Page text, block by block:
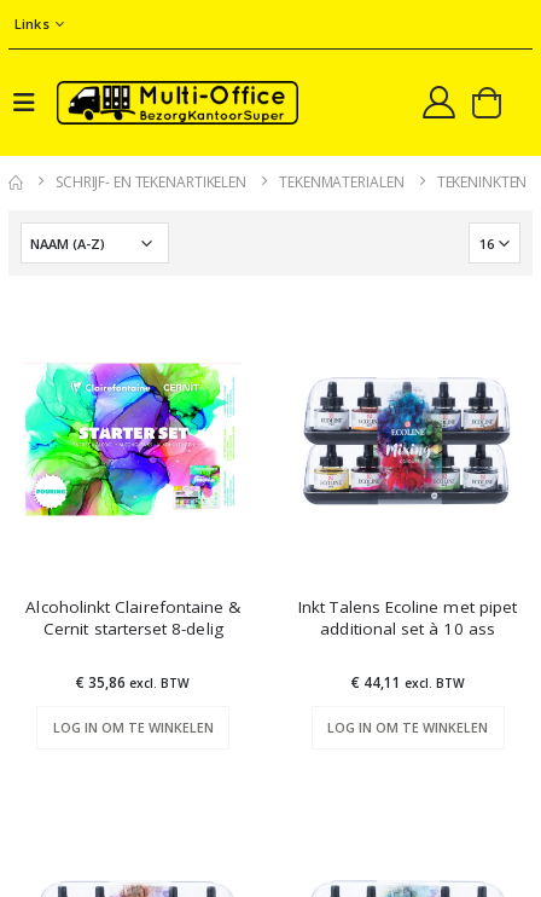
Links
SCHRIJF- EN TEKENARTIKELEN TEKENMATERIALEN TEKENINKTEN
Alcoholinkt Clairefontaine &
Cernit starterset 8-delig
€ 35,86excl. BTW
LOG IN OM TE WINKELEN
Inkt Talens Ecoline met pipet
additional set à 10 ass
€ 44,11 excl. BTW
LOG IN OM TE WINKELEN